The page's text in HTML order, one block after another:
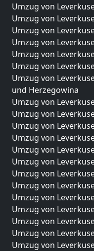
Umzug von
Umzug von
Umzug von
Umzug von
Umzug von
Umzug von
Umzug von
und Herzegowina
Umzug von
Umzug von
Umzug von
Umzug von
Umzug von
Umzug von
Umzug von
Umzug von
Umzug von
Umzug von
Umzug von
Umzug von
Umzug von